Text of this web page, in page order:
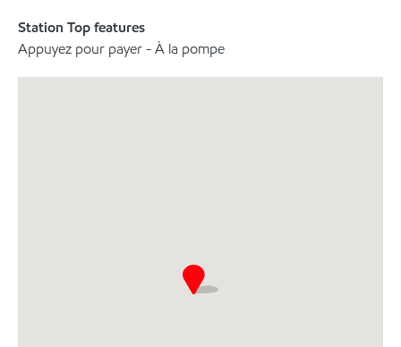
Station Top features
Appuyez pour payer - À la pompe